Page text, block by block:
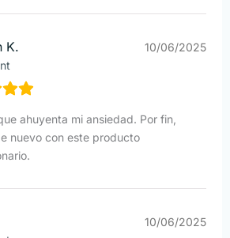
K. 10/06/2025
ahuyenta mi ansiedad. Por fin,
nuevo con este producto
10/06/2025